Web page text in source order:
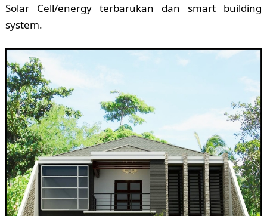
Solar Cell/energy terbarukan dan smart building
system.